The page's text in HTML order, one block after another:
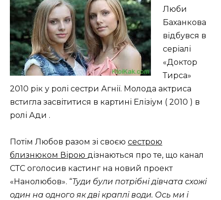
Люби
Баханкова
відбувся в
серіалі
«Доктор
Тирса»
2010 рік у ролі сестри Агнії. Молода актриса
встигла засвітитися в картині Елізіум ( 2010 ) в
ролі Ади .
Потім Любов разом зі своєю сестрою
близнюком Вірою дізнаються про те, що канал
СТС оголосив кастинг на новий проект
«Нанолюбов». “Туди були потрібні дівчата схожі
один на одного як дві краплі води. Ось ми і